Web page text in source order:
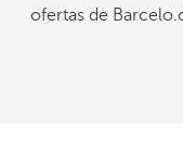
ofertas de